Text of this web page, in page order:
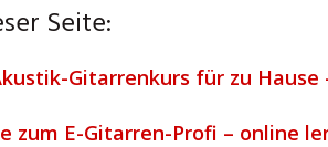
Seite:
Gitarrenkurs für zu
zum E-Gitarren-Profi – online